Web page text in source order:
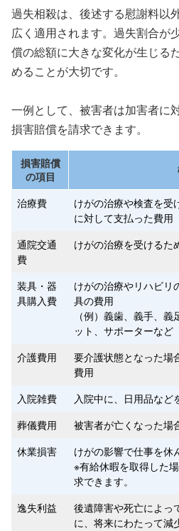
過失相殺は、後述する慰謝料以
広く適用されます。過失割合が
償の総額に大きな変化が生じる
めることが大切です。
一例として、被害者は加害者に
損害賠償を請求できます。
損害賠償
の項目
治療費
けがの治療や検査を受
に対して支払った費用
通院交通
費
けがの治療を受けるた
装具・器
具購入費
けがの治療やリハビリ
具の費用
（例）義歯、義手、
ット、サポーターなど
介護費用
要介護状態となった場
費用
入院雑費
入院中に、日用品など
葬儀費用
被害者が亡くなった場
休業損害
けがの影響で仕事を休
※有給休暇を取得した
求できます。
逸失利益
後遺障害や死亡によっ
に、将来にわたって減